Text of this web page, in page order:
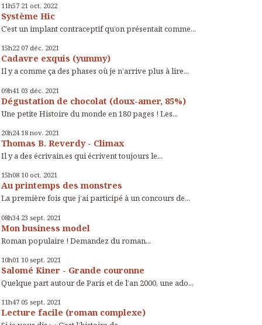
11h57 21 oct. 2022
Système Hic
C’est un implant contraceptif qu’on présentait comme...
15h22 07 déc. 2021
Cadavre exquis (yummy)
Il y a comme ça des phases où je n’arrive plus à lire...
09h41 03 déc. 2021
Dégustation de chocolat (doux-amer, 85%)
Une petite Histoire du monde en 180 pages ! Les...
20h24 18 nov. 2021
Thomas B. Reverdy - Climax
Il y a des écrivain.es qui écrivent toujours le...
15h08 10 oct. 2021
Au printemps des monstres
La première fois que j’ai participé à un concours de...
08h34 23 sept. 2021
Mon business model
Roman populaire ! Demandez du roman...
10h01 10 sept. 2021
Salomé Kiner - Grande couronne
Quelque part autour de Paris et de l’an 2000, une ado...
11h47 05 sept. 2021
Lecture facile (roman complexe)